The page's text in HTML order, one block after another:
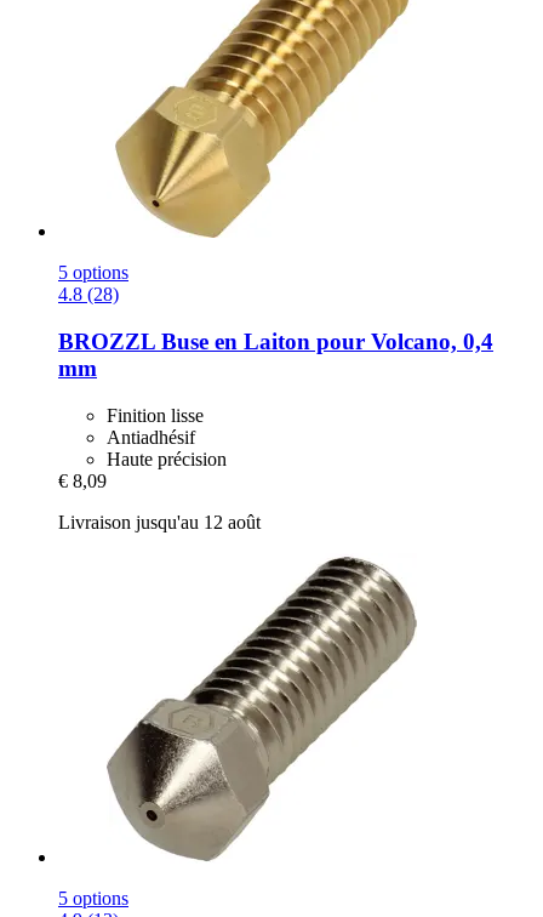
5 options
4.8 (28)
BROZZL Buse en Laiton pour Volcano, 0,4
mm
Finition lisse
Antiadhésif
Haute précision
€ 8,09
Livraison jusqu'au 12 août
5 options